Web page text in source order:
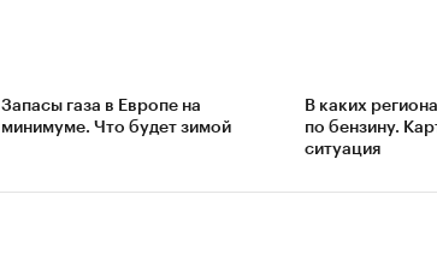
Запасы газа в Европе на
минимуме. Что будет зимой
В каких
по бензину.
ситуация